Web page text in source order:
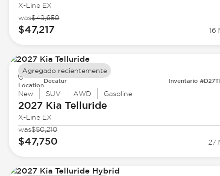
X-Line EX
was$49,650
$47,217 16
Location
Decatur Inventario
New SUV AWD Gasoline
2027 Kia Telluride
X-Line EX
was$50,210
$47,750 27
Agregado recientemente